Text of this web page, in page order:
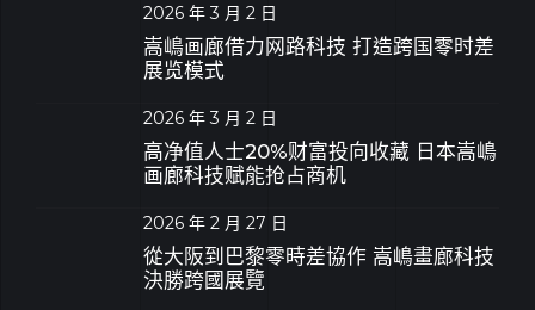
2026 年 3 月 2 日
嵩嶋画廊借力网路科技 打造跨国零时差
展览模式
2026 年 3 月 2 日
高净值人士20%财富投向收藏 日本嵩嶋
画廊科技赋能抢占商机
2026 年 2 月 27 日
從大阪到巴黎零時差協作 嵩嶋畫廊科技
決勝跨國展覽